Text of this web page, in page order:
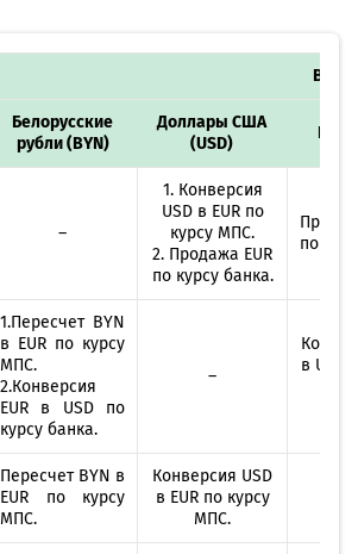
Белорусские
рубли (BYN)
Доллары США
(USD)
Евро
–
1. Конверсия
USD в EUR по
курсу МПС.
2. Продажа EUR
по курсу банка.
по
1.Пересчет BYN
в EUR по курсу
МПС.
2.Конверсия
EUR в USD по
курсу банка.
–
в USD
Пересчет BYN в
EUR по курсу
МПС.
Конверсия USD
в EUR по курсу
МПС.